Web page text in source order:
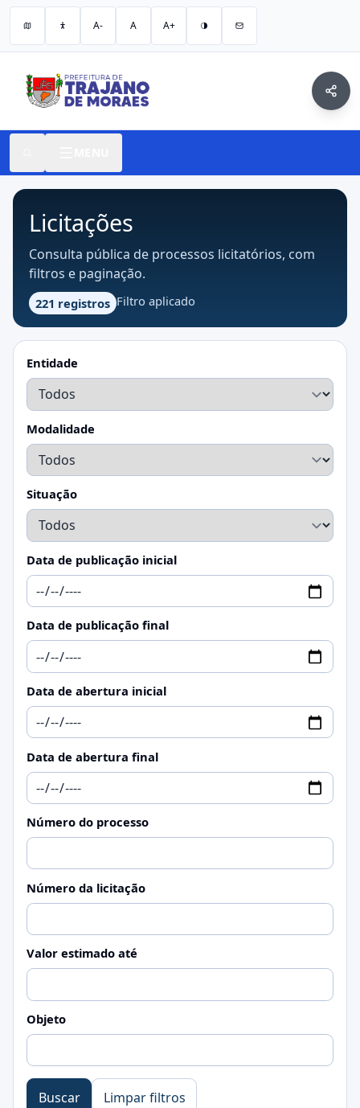
A- A A+
Licitações
Consulta pública de processos licitatórios, com
filtros e paginação.
221 registros Filtro aplicado
Entidade
Modalidade
Situação
Data de publicação inicial
Data de publicação final
Data de abertura inicial
Data de abertura final
Número do processo
Número da licitação
Valor estimado até
Objeto
Buscar Limpar filtros